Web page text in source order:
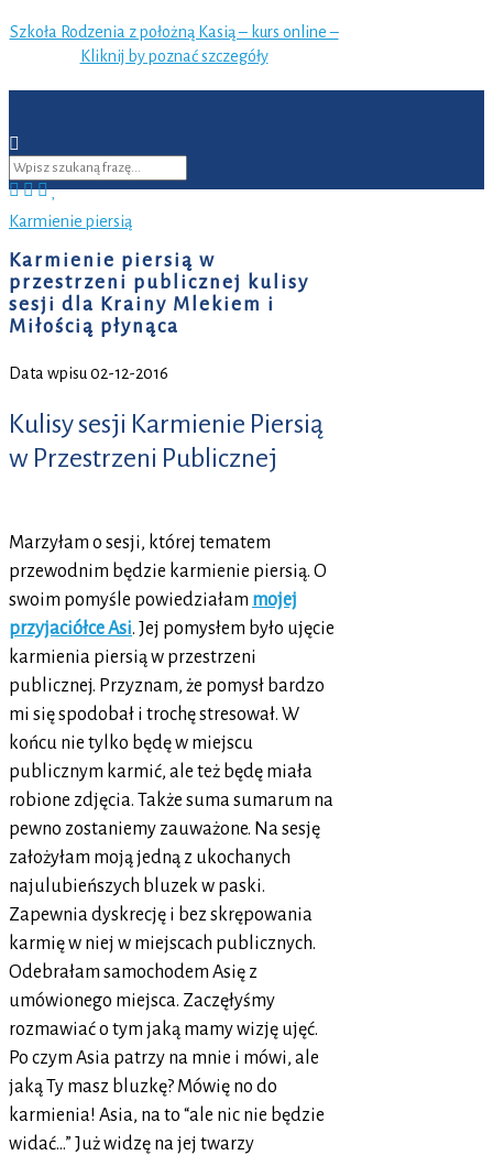
Szkoła Rodzenia z położną Kasią – kurs online –
Kliknij by poznać szczegóły
Karmienie piersią
Karmienie piersią w
przestrzeni publicznej kulisy
sesji dla Krainy Mlekiem i
Miłością płynąca
Data wpisu 02-12-2016
Kulisy sesji Karmienie Piersią
w Przestrzeni Publicznej
Marzyłam o sesji, której tematem
przewodnim będzie karmienie piersią. O
swoim pomyśle powiedziałam mojej
przyjaciółce Asi. Jej pomysłem było ujęcie
karmienia piersią w przestrzeni
publicznej. Przyznam, że pomysł bardzo
mi się spodobał i trochę stresował. W
końcu nie tylko będę w miejscu
publicznym karmić, ale też będę miała
robione zdjęcia. Także suma sumarum na
pewno zostaniemy zauważone. Na sesję
założyłam moją jedną z ukochanych
najulubieńszych bluzek w paski.
Zapewnia dyskrecję i bez skrępowania
karmię w niej w miejscach publicznych.
Odebrałam samochodem Asię z
umówionego miejsca. Zaczęłyśmy
rozmawiać o tym jaką mamy wizję ujęć.
Po czym Asia patrzy na mnie i mówi, ale
jaką Ty masz bluzkę? Mówię no do
karmienia! Asia, na to “ale nic nie będzie
widać…” Już widzę na jej twarzy